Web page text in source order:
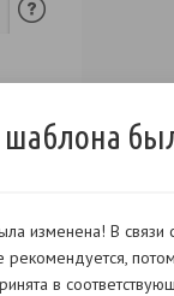
шаблона
изменена! В связи
в